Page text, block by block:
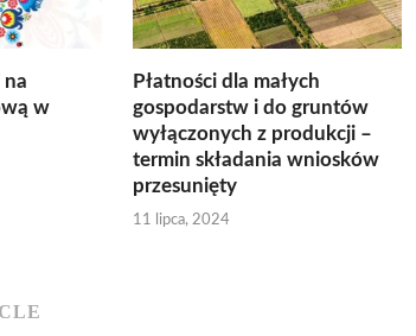
na
w
Płatności dla małych
gospodarstw i do gruntów
wyłączonych z produkcji –
termin składania wniosków
przesunięty
11 lipca, 2024